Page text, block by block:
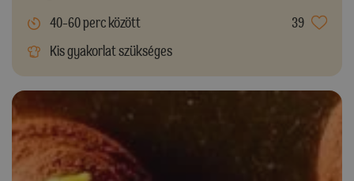
40-60 perc között
39
Kis gyakorlat szükséges